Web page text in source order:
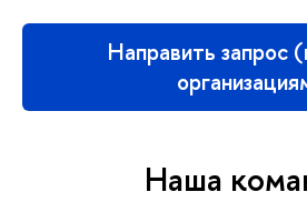
Направить запрос
Наша